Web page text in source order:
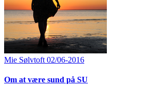
Mie Sølvtoft 02/06-2016
Om at være sund på SU